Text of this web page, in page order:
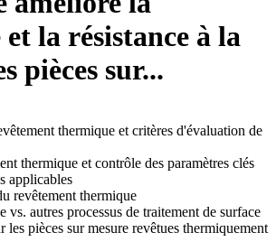
la résistance à la
pièces sur...
thermique et critères d'évaluation de
thermique et contrôle des paramètres clés
applicables
revêtement thermique
vs. autres processus de traitement de surface
les pièces sur mesure revêtues thermiquement